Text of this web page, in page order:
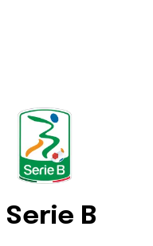
Serie B